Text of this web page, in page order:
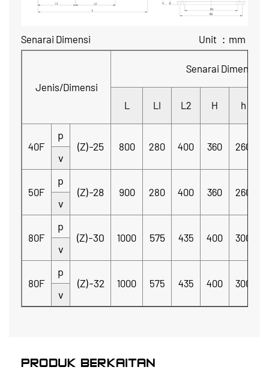
Senarai Dimensi Unit ：mm
Jenis/Dimensi
Senarai Dimensi
L LI L2 H h
40F
p
(Z)-25
800 280 400 360 260
v
50F
p
(Z)-28
900 280 400 360 260
v
80F
p
(Z)-30
1000 575 435 400 300
v
80F
p
(Z)-32
1000 575 435 400 300
v
PRODUK BERKAITAN